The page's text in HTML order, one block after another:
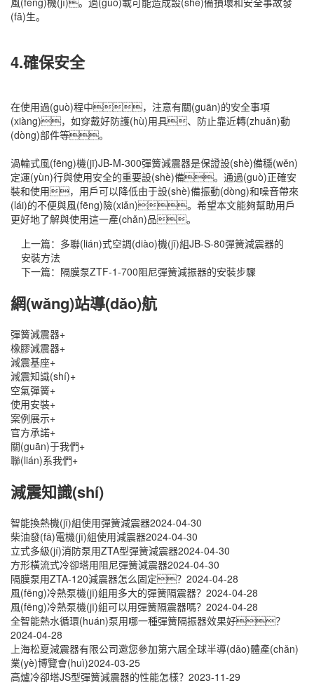
(fā)生。
4.確保安全
在使用過(guò)程中，注意有關(guān)的安全事項
(xiàng)，如穿戴好防護(hù)用具、防止靠近轉(zhuǎn)動
(dòng)部件等。
渦輪式風(fēng)機(jī)JB-M-300彈簧減震器是保證設(shè)備穩(wěn)
定運(yùn)行與使用安全的重要設(shè)備。通過(guò)正確安
裝和使用，用戶可以降低由于設(shè)備振動(dòng)和噪音帶來
(lái)的不便與風(fēng)險(xiǎn)。希望本文能夠幫助用戶
更好地了解與使用這一產(chǎn)品。
上一篇： 多聯(lián)式空調(diào)機(jī)組JB-S-80彈簧減震器的
安裝方法
下一篇： 隔膜泵ZTF-1-700阻尼彈簧減振器的安裝步驟
網(wǎng)站導(dǎo)航
彈簧減震器+
橡膠減震器+
減震基座+
減震知識(shí)+
空氣彈簧+
使用安裝+
案例展示+
官方承諾+
關(guān)于我們+
聯(lián)系我們+
減震知識(shí)
智能換熱機(jī)組使用彈簧減震器2024-04-30
柴油發(fā)電機(jī)組使用減震器2024-04-30
立式多級(jí)消防泵用ZTA型彈簧減震器2024-04-30
方形橫流式冷卻塔用阻尼彈簧減震器2024-04-30
隔膜泵用ZTA-120減震器怎么固定？ 2024-04-28
風(fēng)冷熱泵機(jī)組用多大的彈簧隔震器？ 2024-04-28
風(fēng)冷熱泵機(jī)組可以用彈簧隔震器嗎？ 2024-04-28
全智能熱水循環(huán)泵用哪一種彈簧隔振器效果好？
2024-04-28
上海松夏減震器有限公司邀您參加第六屆全球半導(dǎo)體產(chǎn)
業(yè)博覽會(huì)2024-03-25
高爐冷卻塔JS型彈簧減震器的性能怎樣？ 2023-11-29